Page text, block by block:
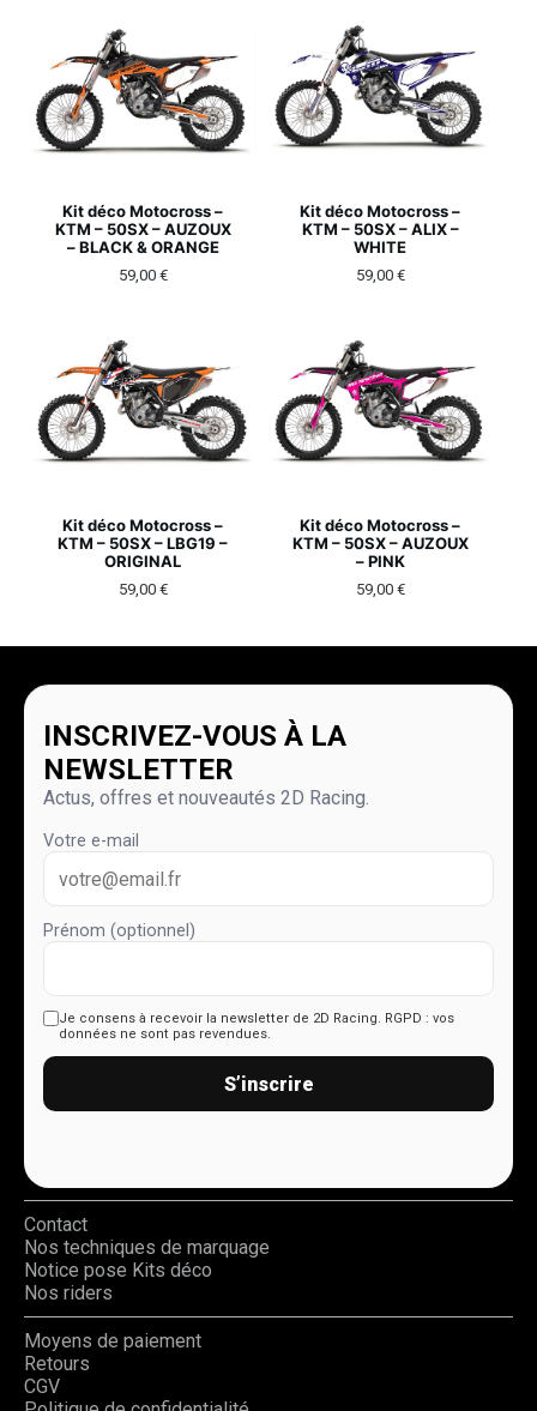
Kit déco Motocross –
KTM – 50SX – AUZOUX
– BLACK & ORANGE
59,00 €
Kit déco Motocross –
KTM – 50SX – ALIX –
WHITE
59,00 €
Kit déco Motocross –
KTM – 50SX – LBG19 –
ORIGINAL
59,00 €
Kit déco Motocross –
KTM – 50SX – AUZOUX
– PINK
59,00 €
INSCRIVEZ-VOUS À LA
NEWSLETTER
Actus, offres et nouveautés 2D Racing.
Votre e-mail
Prénom (optionnel)
Je consens à recevoir la newsletter de 2D Racing. RGPD : vos
données ne sont pas revendues.
S’inscrire
Contact
Nos techniques de marquage
Notice pose Kits déco
Nos riders
Moyens de paiement
Retours
CGV